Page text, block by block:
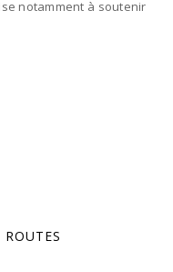
notamment à soutenir